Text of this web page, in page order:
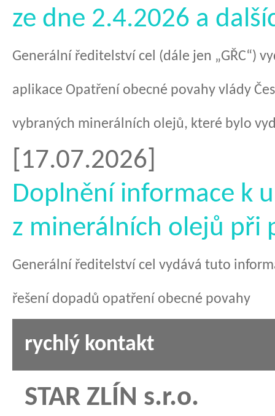
ze dne 2.4.2026 a
Generální ředitelství cel (dále jen „GŘC“)
aplikace Opatření obecné povahy vlády
vybraných minerálních olejů, které bylo
[17.07.2026]
Doplnění informace k
z minerálních olejů při
Generální ředitelství cel vydává tuto
řešení dopadů opatření obecné povahy
rychlý kontakt
STAR ZLÍN s.r.o.